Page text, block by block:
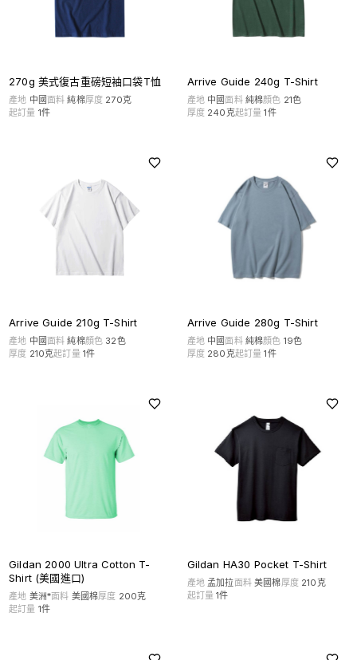
270g 美式復古重磅短袖口袋T恤
產地 中國面料 純棉厚度 270克
起訂量 1件
Arrive Guide 240g T-Shirt
產地 中國面料 純棉顏色 21色
厚度 240克起訂量 1件
Arrive Guide 210g T-Shirt
產地 中國面料 純棉顏色 32色
厚度 210克起訂量 1件
Arrive Guide 280g T-Shirt
產地 中國面料 純棉顏色 19色
厚度 280克起訂量 1件
Gildan 2000 Ultra Cotton T-
Shirt (美國進口)
產地 美洲*面料 美國棉厚度 200克
起訂量 1件
Gildan HA30 Pocket T-Shirt
產地 孟加拉面料 美國棉厚度 210克
起訂量 1件